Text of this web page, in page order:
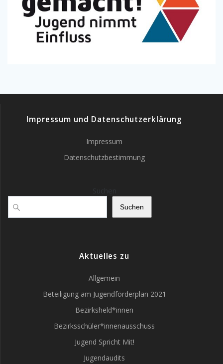
Impressum und Datenschutzerklärung
Impressum
Datenschutzbestimmung
Suchen
Aktuelles zu
Allgemein
Beteiligung am Jugendförderplan 2021
Bezirksheld*innen
Bezirksschüler*innenausschuss
Jugend Spricht Mit!
Jugendaudits